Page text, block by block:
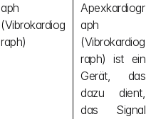
aph
(Vibrokardiog
raph)
Apexkardiogr
aph
(Vibrokardiog
raph) ist ein
Gerät, das
dazu dient,
das Signal